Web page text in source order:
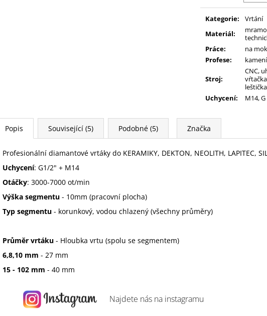
Kategorie:
Vrtání
Materiál:
Práce:
na
Profese:
Stroj:
CNC,
leštička
Uchycení: M14,
Popis Související (5) Podobné (5) Značka
Profesionální diamantové vrtáky do KERAMIKY, DEKTON, NEOLITH, LAPITEC,
Uchycení: G1/2" + M14
Otáčky: 3000-7000 ot/min
Výška segmentu - 10mm (pracovní plocha)
Typ segmentu - korunkový, vodou chlazený (všechny průměry)
Průměr vrtáku - Hloubka vrtu (spolu se segmentem)
6,8,10 mm - 27 mm
15 - 102 mm - 40 mm
Najdete nás na instagramu